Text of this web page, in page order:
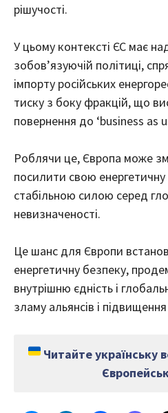
рішучості.
У цьому контексті ЄС має
зобов’язуючій політиці,
імпорту російських
тиску з боку фракцій, що
повернення до ‘business as
Роблячи це, Європа може
посилити свою енергетичну
стабільною силою серед
невизначеності.
Це шанс для Європи
енергетичну безпеку,
внутрішню єдність і
зламу альянсів і
Читайте українську